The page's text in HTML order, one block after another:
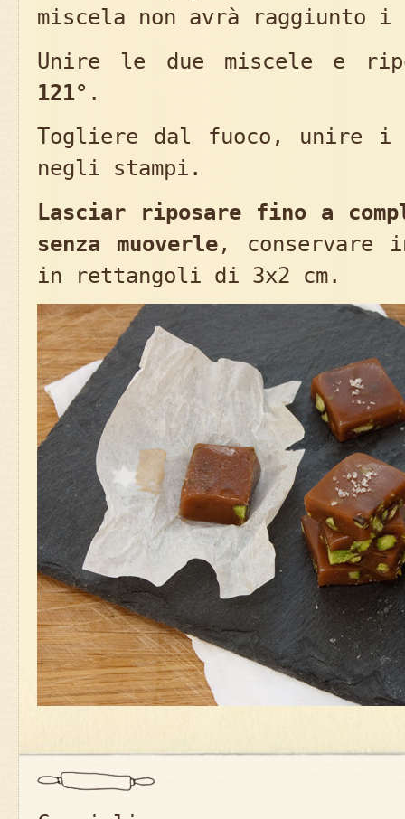
miscela non avrà raggiunto i
Unire le due miscele e
121° .
Togliere dal fuoco, unire
negli stampi.
Lasciar riposare fino a
senza muoverle,
in rettangoli di 3x2 cm.